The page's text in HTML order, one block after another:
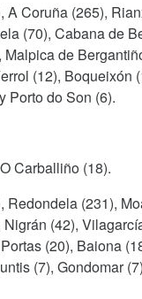
Coruña (265),
(70), Cabana de
de
(12), Boqueixón
Porto do Son (6).
Carballiño (18).
(231),
(42),
(20), Baiona
(7), Gondomar